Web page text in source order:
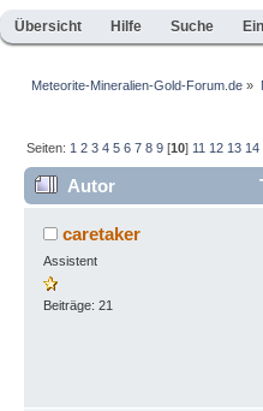
Übersicht Hilfe Suche
Meteorite-Mineralien-Gold-Forum.de »
Seiten: 1 2 3 4 5 6 7 8 9 [10] 11 12 13 14
Autor
caretaker
Assistent
Beiträge: 21